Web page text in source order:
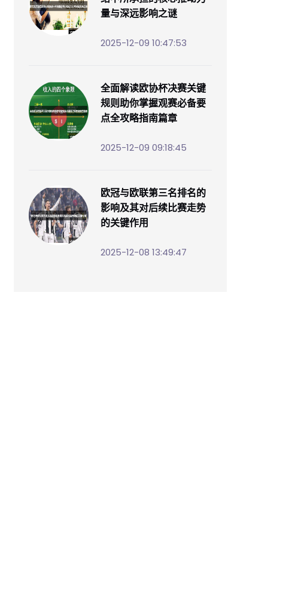
量与深远影响之谜
2025-12-09 10:47:53
全面解读欧协杯决赛关键
规则助你掌握观赛必备要
点全攻略指南篇章
2025-12-09 09:18:45
欧冠与欧联第三名排名的
影响及其对后续比赛走势
的关键作用
2025-12-08 13:49:47